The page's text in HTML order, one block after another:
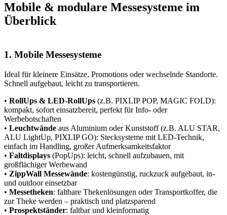
Mobile & modulare Messesysteme im
Überblick
1. Mobile Messesysteme
Ideal für kleinere Einsätze, Promotions oder wechselnde Standorte.
Schnell aufgebaut, leicht zu transportieren.
• RollUps & LED-RollUps (z.B. PIXLIP POP, MAGIC FOLD):
kompakt, sofort einsatzbereit, perfekt für Info- oder
Werbebotschaften
• Leuchtwände aus Aluminium oder Kunststoff (z.B. ALU STAR,
ALU LightUp, PIXLIP GO): Stecksysteme mit LED-Technik,
einfach im Handling, großer Aufmerksamkeitsfaktor
• Faltdisplays (PopUps): leicht, schnell aufzubauen, mit
großflächiger Werbewand
• ZippWall Messewände: kostengünstig, ruckzuck aufgebaut, in-
und outdoor einsetzbar
• Messetheken: faltbare Thekenlösungen oder Transportkoffer, die
zur Theke werden – praktisch und platzsparend
• Prospektständer: faltbar und kleinformatig